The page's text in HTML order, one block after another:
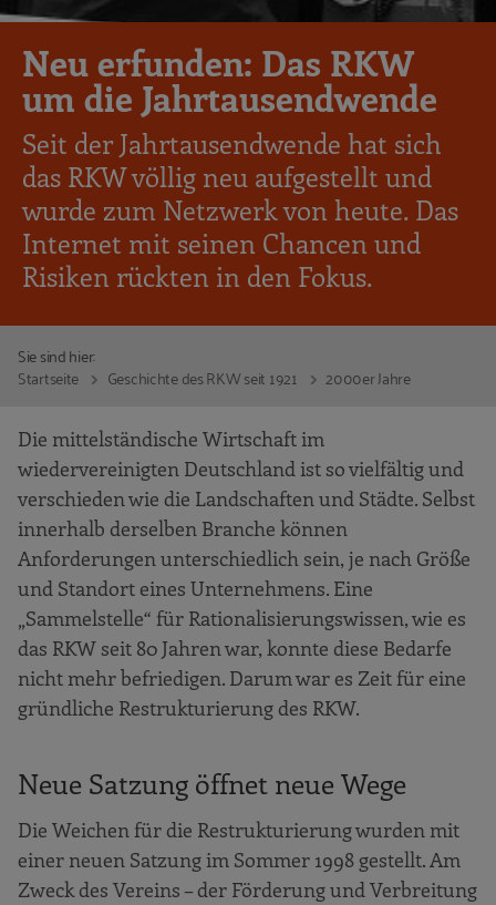
Neu erfunden: Das RKW
um die Jahrtausendwende
Seit der Jahrtausendwende hat sich
das RKW völlig neu aufgestellt und
wurde zum Netzwerk von heute. Das
Internet mit seinen Chancen und
Risiken rückten in den Fokus.
Sie sind hier:
Startseite
Geschichte des RKW seit 1921 2000er Jahre
Die mittelständische Wirtschaft im
wiedervereinigten Deutschland ist so vielfältig und
verschieden wie die Landschaften und Städte. Selbst
innerhalb derselben Branche können
Anforderungen unterschiedlich sein, je nach Größe
und Standort eines Unternehmens. Eine
„Sammelstelle“ für Rationalisierungswissen, wie es
das RKW seit 80 Jahren war, konnte diese Bedarfe
nicht mehr befriedigen. Darum war es Zeit für eine
gründliche Restrukturierung des RKW.
Neue Satzung öffnet neue Wege
Die Weichen für die Restrukturierung wurden mit
einer neuen Satzung im Sommer 1998 gestellt. Am
Zweck des Vereins – der Förderung und Verbreitung